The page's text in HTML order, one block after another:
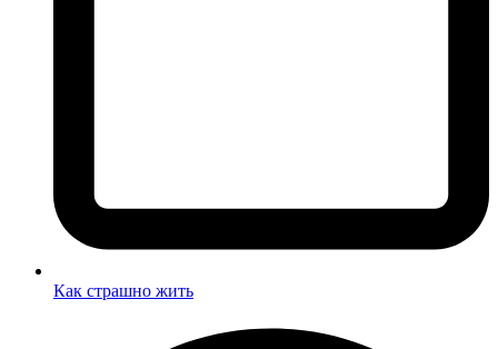
Как страшно жить